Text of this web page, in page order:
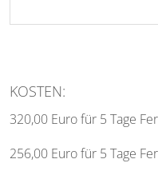
KOSTEN:
320,00 Euro für 5 Tage
256,00 Euro für 5 Tage